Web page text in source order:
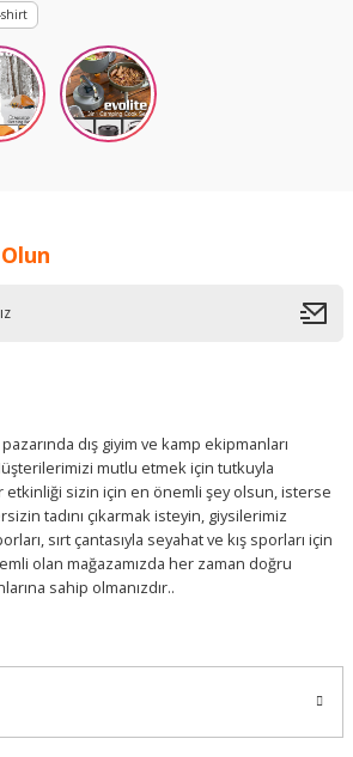
dış giyim ve kamp ekipmanları
mutlu etmek için tutkuyla
etkinliği sizin için en önemli şey olsun, isterse
tadını çıkarmak isteyin, giysilerimiz
sırt çantasıyla seyahat ve kış sporları için
olan mağazamızda her zaman doğru
sahip olmanızdır..